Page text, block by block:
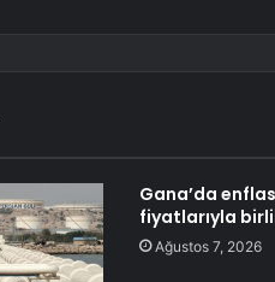
Gana’da
fiyatlarıyla
Ağustos 7, 2026